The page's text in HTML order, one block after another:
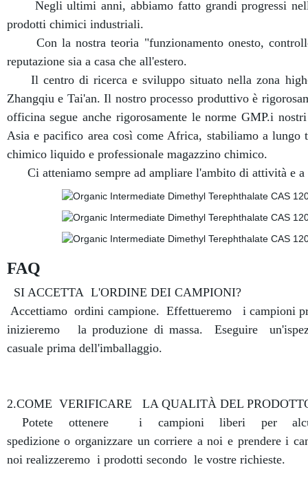
Negli ultimi anni, abbiamo fatto grandi progressi
prodotti chimici industriali.
Con la nostra teoria "funzionamento onesto,
reputazione sia a casa che all'estero.
Il centro di ricerca e sviluppo situato nella zona
Zhangqiu e Tai'an. Il nostro processo produttivo è
officina segue anche rigorosamente le norme GMP.i
Asia e pacifico area così come Africa, stabiliamo a lungo
chimico liquido e professionale magazzino chimico.
Ci atteniamo sempre ad ampliare l'ambito di attività e
FAQ
SI ACCETTA L'ORDINE DEI CAMPIONI?
Accettiamo ordini campione. Effettueremo i campioni
inizieremo la produzione di massa. Eseguire
casuale prima dell'imballaggio.
2.COME VERIFICARE LA QUALITÀ DEL
Potete ottenere i campioni liberi per
spedizione o organizzare un corriere a noi e prendere
noi realizzeremo i prodotti secondo le vostre richieste.